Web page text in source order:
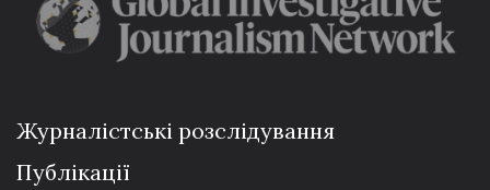
Журналістські розслідування
Публікації